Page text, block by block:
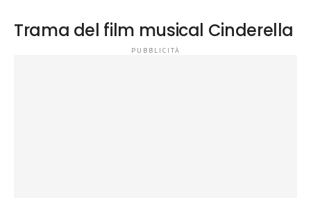
Trama del film musical Cinderella